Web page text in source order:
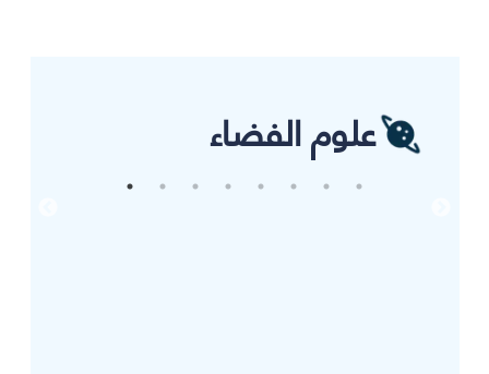
علوم الفضاء